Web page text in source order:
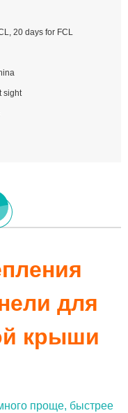
20 days for FCL
sight
для
крыши
проще, быстрее